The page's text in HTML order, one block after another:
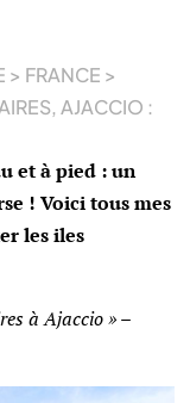
> FRANCE >
AJACCIO :
et à pied : un
! Voici tous mes
les iles
à Ajaccio » –